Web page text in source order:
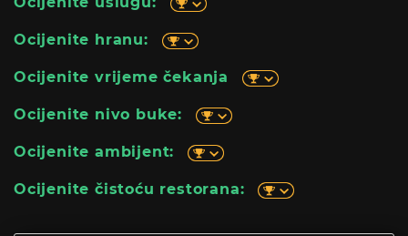
Ocijenite hranu:
Ocijenite vrijeme čekanja
Ocijenite nivo buke:
Ocijenite ambijent:
Ocijenite čistoću restorana: